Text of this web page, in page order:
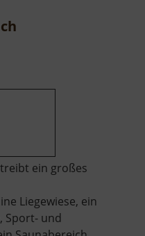
ein großes
Liegewiese, ein
Sport- und